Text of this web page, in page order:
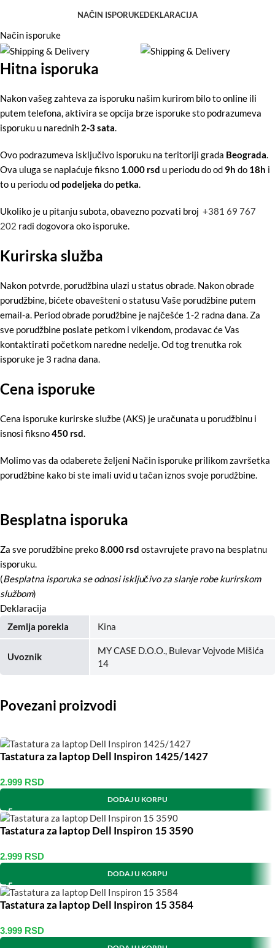
NAČIN ISPORUKEDEKLARACIJA
Način isporuke
Hitna isporuka
Nakon vašeg zahteva za isporuku našim kurirom bilo to online ili
putem telefona, aktivira se opcija brze isporuke sto podrazumeva
isporuku u narednih 2-3 sata.
Ovo podrazumeva isključivo isporuku na teritoriji grada Beograda.
Ova uluga se naplaćuje fiksno 1.000 rsd u periodu do od 9h do 18h i
to u periodu od podeljeka do petka.
Ukoliko je u pitanju subota, obavezno pozvati broj +381 69 767
202 radi dogovora oko isporuke.
Kurirska služba
Nakon potvrde, porudžbina ulazi u status obrade. Nakon obrade
porudžbine, bićete obavešteni o statusu Vaše porudžbine putem
email-a. Period obrade porudžbine je najčešće 1-2 radna dana. Za
sve porudžbine poslate petkom i vikendom, prodavac će Vas
kontaktirati početkom naredne nedelje. Od tog trenutka rok
isporuke je 3 radna dana.
Cena isporuke
Cena isporuke kurirske službe (AKS) je uračunata u porudžbinu i
isnosi fiksno450 rsd.
Molimo vas da odaberete željeni Način isporuke prilikom završetka
porudžbine kako bi ste imali uvid u tačan iznos svoje porudžbine.
Besplatna isporuka
Za sve porudžbine preko8.000 rsd ostavrujete pravo na besplatnu
isporuku.
(Besplatna isporuka se odnosi isključivo za slanje robe kurirskom
službom)
Deklaracija
Zemlja porekla
Kina
Uvoznik
MY CASE D.O.O., Bulevar Vojvode Mišića
14
Povezani proizvodi
Tastatura za laptop Dell Inspiron 1425/1427
2.999 RSD
DODAJ U KORPU
Tastatura za laptop Dell Inspiron 15 3590
2.999 RSD
DODAJ U KORPU
Tastatura za laptop Dell Inspiron 15 3584
3.999 RSD